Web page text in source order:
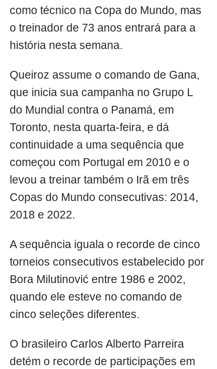
como técnico na Copa do Mundo, mas
o treinador de 73 anos entrará para a
história nesta semana.
Queiroz assume o comando de Gana,
que inicia sua campanha no Grupo L
do Mundial contra o Panamá, em
Toronto, nesta quarta-feira, e dá
continuidade a uma sequência que
começou com Portugal em 2010 e o
levou a treinar também o Irã em três
Copas do Mundo consecutivas: 2014,
2018 e 2022.
A sequência iguala o recorde de cinco
torneios consecutivos estabelecido por
Bora Milutinović entre 1986 e 2002,
quando ele esteve no comando de
cinco seleções diferentes.
O brasileiro Carlos Alberto Parreira
detém o recorde de participações em